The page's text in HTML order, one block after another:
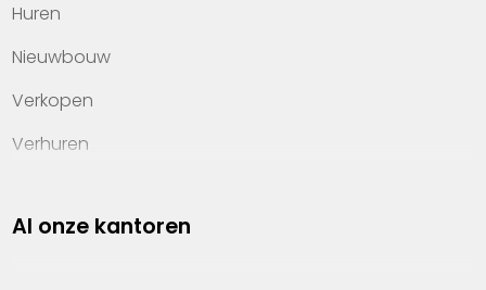
Huren
Nieuwbouw
Verkopen
Verhuren
Property management
Al onze kantoren